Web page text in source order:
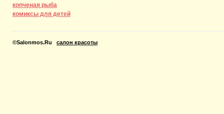
копченая рыба
комиксы для детей
©Salonmos.Ru салон красоты